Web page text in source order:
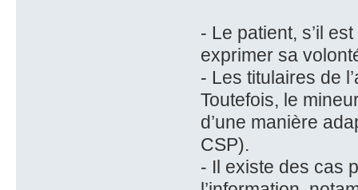
- Le patient, s’il
exprimer sa
- Les titulaires de
Toutefois, le
d’une manière
CSP).
- Il existe des cas